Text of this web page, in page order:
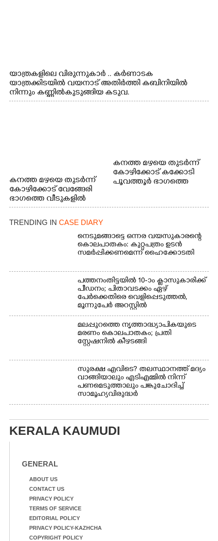
യാത്രകളിലെ വിരുന്നുകാർ .. കർണാടക
യാത്രക്കിടയിൽ വയനാട് അതിർത്തി കബിനിയിൽ
നിന്നും കണ്ണിൽകുടുങ്ങിയ കടുവ.
കനത്ത മഴയെ തുടർന്ന്
കോഴിക്കോട് വേങ്ങേരി
ഭാഗത്തെ വീടുകളിൽ
വെള്ളം
കയറിയപ്പോൾ ആളുകളെ
സുരക്ഷിത സ്ഥാനത്തേക്ക്
മാറ്റുന്ന സുരക്ഷാസേനാം
കനത്ത മഴയെ തുടർന്ന്
കോഴിക്കോട് കക്കോടി
പൂവത്തൂർ ഭാഗത്തെ
TRENDING IN CASE DIARY
നെടുമങ്ങാട്ടെ ഒന്നര വയസുകാരന്റെ
കൊലപാതകം: കുറ്റപത്രം ഉടൻ
സമർപ്പിക്കണമെന്ന് ഹൈക്കോടതി
പത്തനംതിട്ടയിൽ 10-ാം ക്ലാസുകാരിക്ക്
പീഡനം; പിതാവടക്കം ഏഴ്
പേർക്കെതിരെ വെളിപ്പെടുത്തൽ,
മൂന്നുപേർ അറസ്റ്റിൽ
മലപ്പുറത്തെ നൃത്താദ്ധ്യാപികയുടെ
മരണം കൊലപാതകം; പ്രതി
സ്റ്റേഷനിൽ കീഴടങ്ങി
സുരക്ഷ എവിടെ?​ തലസ്ഥാനത്ത് മദ്യം
വാങ്ങിയാലും എടിഎമ്മിൽ നിന്ന്
പണമെടുത്താലും പങ്കുചോദിച്ച്
സാമൂഹ്യവിരുദ്ധർ
KERALA KAUMUDI
GENERAL
ABOUT US
CONTACT US
PRIVACY POLICY
TERMS OF SERVICE
EDITORIAL POLICY
PRIVACY POLICY-KAZHCHA
COPYRIGHT POLICY